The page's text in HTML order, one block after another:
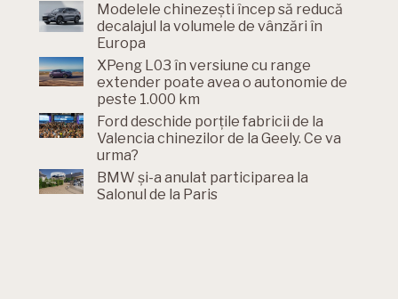
Modelele chinezești încep să reducă
decalajul la volumele de vânzări în
Europa
XPeng L03 în versiune cu range
extender poate avea o autonomie de
peste 1.000 km
Ford deschide porțile fabricii de la
Valencia chinezilor de la Geely. Ce va
urma?
BMW și-a anulat participarea la
Salonul de la Paris